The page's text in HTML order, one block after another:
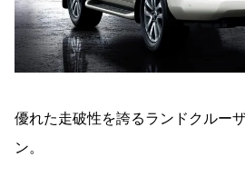
優れた走破性を誇るランドクルー
ン。